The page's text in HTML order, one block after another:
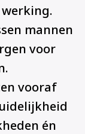
mannen
voor
vooraf
én